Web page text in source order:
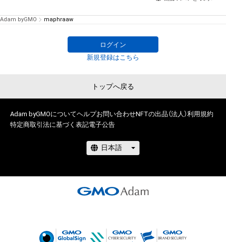
Adam byGMO maphraaw
ログイン
新規登録はこちら
トップへ戻る
Adam byGMOについてヘルプお問い合わせNFTの出品（法人）利用規約
特定商取引法に基づく表記電子公告